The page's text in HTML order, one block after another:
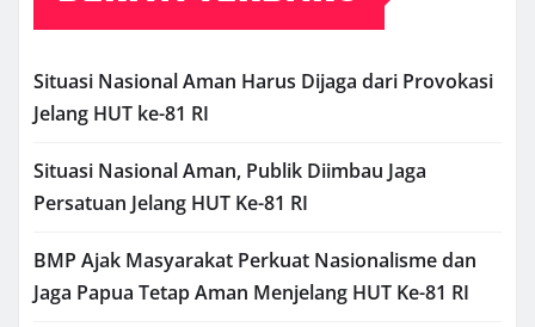
Situasi Nasional Aman Harus Dijaga dari Provokasi
Jelang HUT ke-81 RI
Situasi Nasional Aman, Publik Diimbau Jaga
Persatuan Jelang HUT Ke-81 RI
BMP Ajak Masyarakat Perkuat Nasionalisme dan
Jaga Papua Tetap Aman Menjelang HUT Ke-81 RI